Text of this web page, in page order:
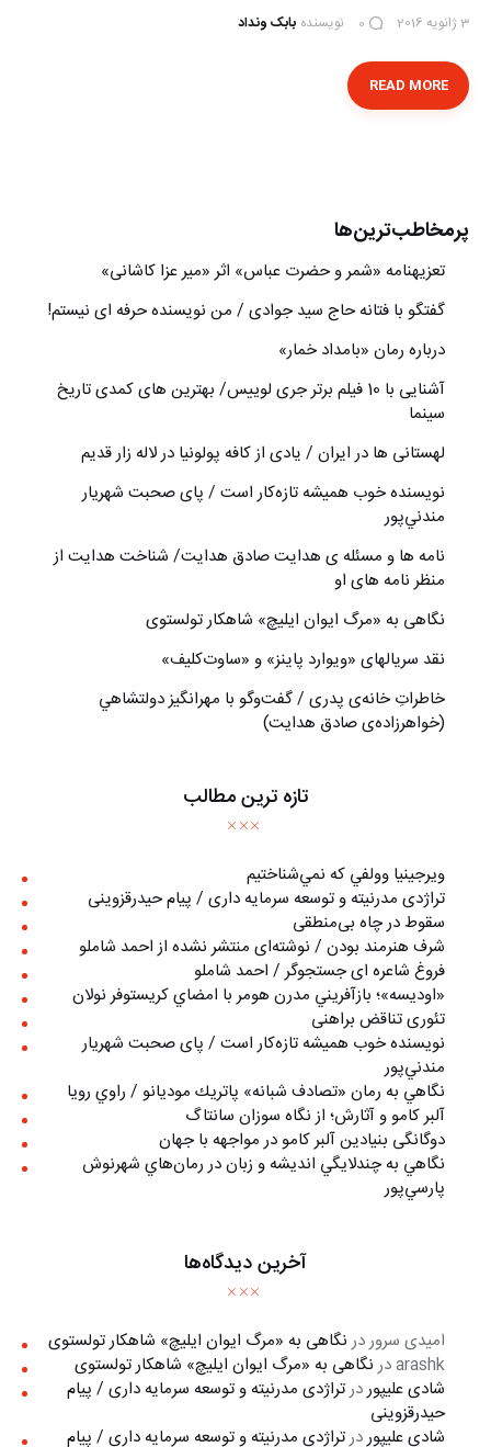
3 ژانویه 2016 0 نویسنده بابک ونداد
READ MORE
پرمخاطب‌ترین‌ها
تعزیه‎نامه‏ «شمر و حضرت عباس» اثر «میر عزا کاشانی»
گفتگو با فتانه حاج سید جوادی / من نویسنده حرفه ای نیستم!
درباره رمان «بامداد خمار»
آشنایی با 10 فیلم برتر جری لوییس/ بهترین های کمدی تاریخ
سینما
لهستانی ها در ایران / یادی از کافه پولونیا در لاله زار قدیم
نويسنده خوب هميشه تازه‌كار است / پای صحبت شهريار
مندني‌پور
نامه ها و مسئله ی هدایت صادق هدایت/ شناخت هدایت از
منظر نامه های او
نگاهی به «مرگ ايوان ايليچ» شاهکار تولستوی
نقد سریالهای «ویوارد پاینز» و «ساوت‌کلیف»
خاطراتِ خانه‌ی پدری / گفت‌وگو با مهرانگيز دولتشاهي
(خواهرزاده‌ی صادق هدايت)
تازه ترین مطالب
ويرجينيا وولفي كه نمي‌شناختيم
تراژدی مدرنیته و توسعه سرمایه داری / پیام حیدرقزوینی
سقوط در چاه بی‌منطقی
شرف هنرمند بودن / نوشته‌ای منتشر نشده از احمد شاملو
فروغ شاعره ای جستجوگر / احمد شاملو
«اوديسه»؛ بازآفريني مدرن هومر با امضاي كريستوفر نولان
تئوری تناقض براهنی
نويسنده خوب هميشه تازه‌كار است / پای صحبت شهريار
مندني‌پور
نگاهي به رمان «تصادف شبانه» پاتريك موديانو / راوي رويا
آلبر کامو و آثارش؛ از نگاه سوزان سانتاگ
دوگانگی بنیادین آلبر کامو در مواجهه با جهان
نگاهي به چندلايگي انديشه و زبان در رمان‌هاي شهرنوش
پارسي‌پور
آخرین دیدگاه‌ها
امیدی سروردرنگاهی به «مرگ ايوان ايليچ» شاهکار تولستوی
arashkدرنگاهی به «مرگ ايوان ايليچ» شاهکار تولستوی
شادی علیپوردرتراژدی مدرنیته و توسعه سرمایه داری / پیام
حیدرقزوینی
شادی علیپوردرتراژدی مدرنیته و توسعه سرمایه داری / پیام